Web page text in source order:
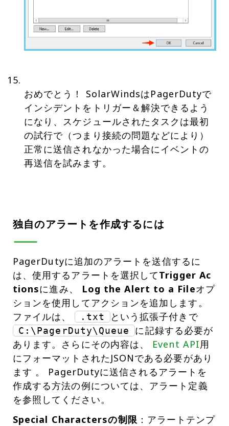
おめでとう！ SolarWindsはPagerDutyで
インシデントをトリガー＆解決できるよう
になり、スケジュールされたタスクは最初
の試行で（つまり接続の問題などにより）
正常に送信されなかった場合にイベントの
再送信を試みます。
独自のアラートを作成するには
PagerDutyに追加のアラートを送信するに
は、使用するアラートを選択してTrigger Ac
tionsに進み、 Log the Alert to a Fileオプ
ションを使用してアクションを追加します。
ファイルは、
.txt という拡張子付きで
C:\PagerDuty\Queue
に記録する必要が
あります。さらにその内容は、 Event API用
にフォーマットされたJSONである必要があり
ます 。 PagerDutyに送信されるアラートを
作成する方法の例については、アラート定義
を参照してください。
Special Charactersの制限 ：アラートテンプ